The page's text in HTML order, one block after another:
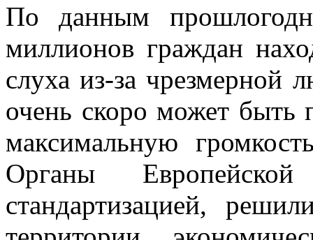
По данным
миллионов граждан
слуха из-за чрезмерной
очень скоро может быть
максимальную
Органы
стандартизацией,